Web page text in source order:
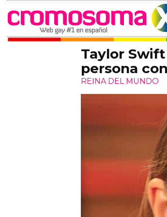
Taylor
persona
REINA DEL MUNDO